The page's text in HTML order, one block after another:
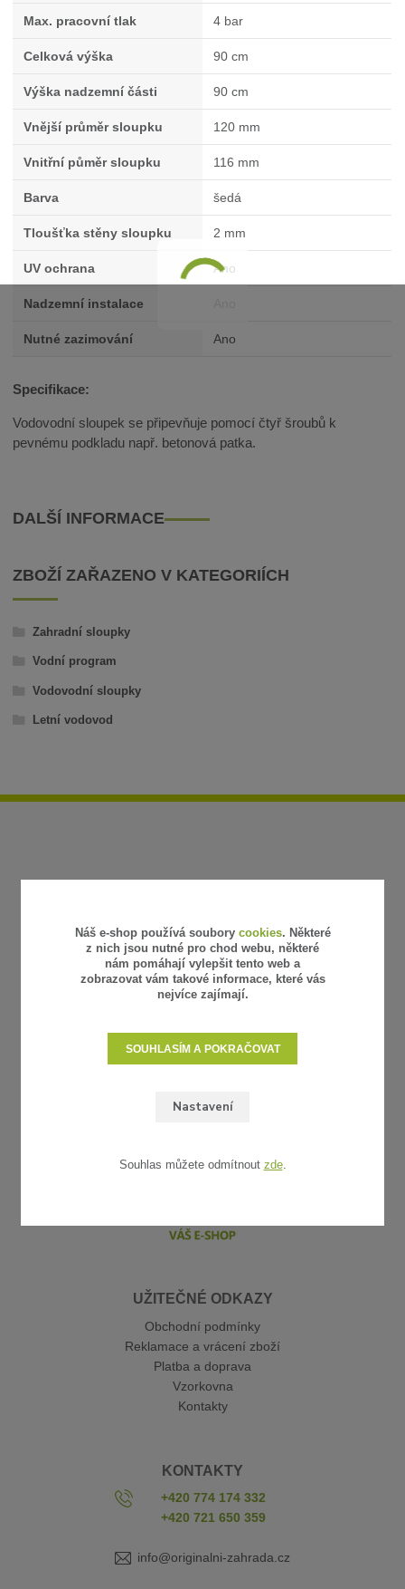
Max. pracovní tlak 4 bar
Celková výška 90 cm
Výška nadzemní části 90 cm
Vnější průměr sloupku 120 mm
Vnitřní půměr sloupku 116 mm
Barva šedá
Tloušťka stěny sloupku 2 mm
UV ochrana Ano
Nadzemní instalace
Nutné zazimování Ano
Specifikace:
Vodovodní sloupek se připevňuje pomocí čtyř šroubů k
pevnému podkladu např. betonová patka.
DALŠÍ INFORMACE
ZBOŽÍ ZAŘAZENO V KATEGORIÍCH
Zahradní sloupky
Vodní program
Vodovodní sloupky
Letní vodovod
UŽITEČNÉ ODKAZY
Obchodní podmínky
Reklamace a vrácení zboží
Platba a doprava
Vzorkovna
Kontakty
KONTAKTY
+420 774 174 332
+420 721 650 359
info@originalni-zahrada.cz
Náš e-shop používá soubory cookies. Některé
z nich jsou nutné pro chod webu, některé
nám pomáhají vylepšit tento web a
zobrazovat vám takové informace, které vás
nejvíce zajímají.
Nastavení
SOUHLASÍM A POKRAČOVAT
Souhlas můžete odmítnout zde.